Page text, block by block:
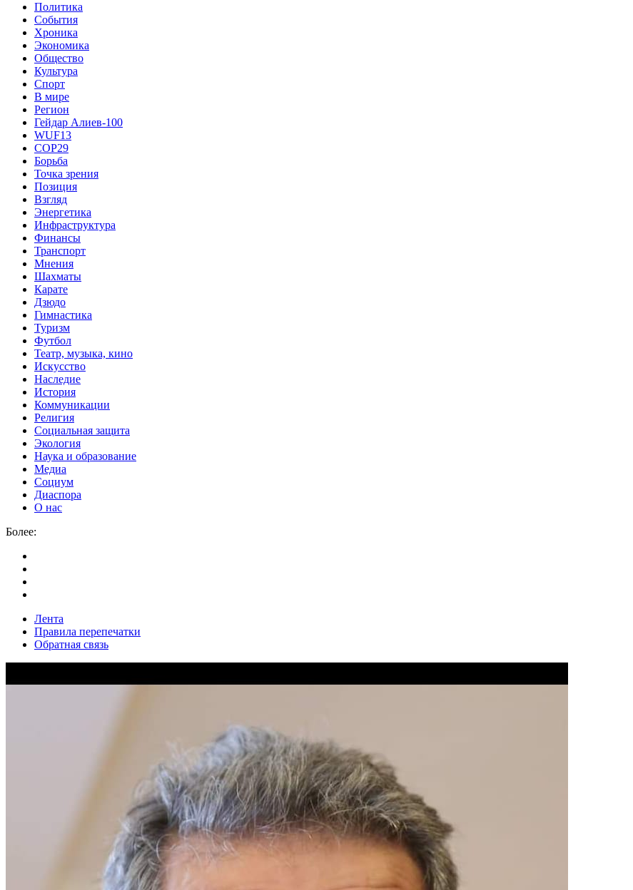
Политика
События
Хроника
Экономика
Общество
Культура
Спорт
В мире
Регион
Гейдар Алиев-100
WUF13
COP29
Борьба
Точка зрения
Позиция
Взгляд
Энергетика
Инфраструктура
Финансы
Транспорт
Мнения
Шахматы
Карате
Дзюдо
Гимнастика
Туризм
Футбол
Театр, музыка, кино
Искусство
Наследие
История
Коммуникации
Религия
Социальная защита
Экология
Наука и образование
Медиа
Социум
Диаспора
О нас
Более:
Лента
Правила перепечатки
Обратная связь